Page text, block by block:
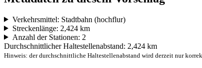
Verkehrsmittel: Stadtbahn (hochflur)
Streckenlänge: 2,424 km
Anzahl der Stationen: 2
Durchschnittlicher Haltestellenabstand: 2,424 km
Hinweis: der durchschnittliche Haltestellenabstand wird derzeit nur